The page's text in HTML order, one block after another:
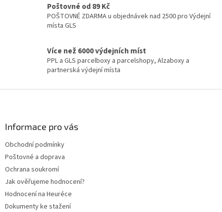
Poštovné od 89 Kč
POŠTOVNÉ ZDARMA u objednávek nad 2500 pro Výdejní
místa GLS
Více než 6000 výdejních míst
PPL a GLS parcelboxy a parcelshopy, Alzaboxy a
partnerská výdejní místa
Informace pro vás
Obchodní podmínky
Poštovné a doprava
Ochrana soukromí
Jak ověřujeme hodnocení?
Hodnocení na Heuréce
Dokumenty ke stažení